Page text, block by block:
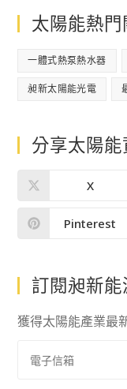
太陽能熱
一體式熱泵熱水器
昶新太陽能光電
分享太陽能
X
Pinterest
訂閱昶新能
獲得太陽能產業最